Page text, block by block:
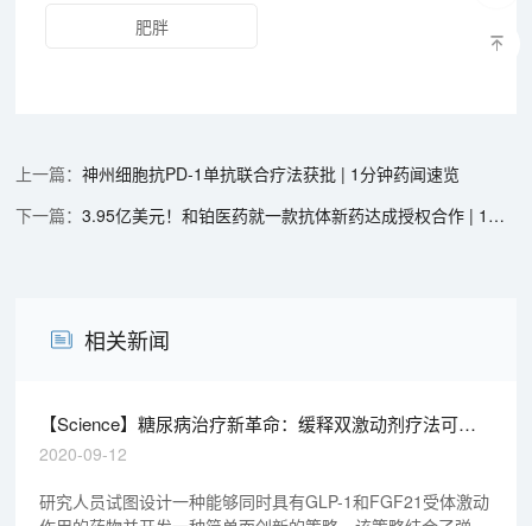
肥胖
神州细胞抗PD-1单抗联合疗法获批 | 1分钟药闻速览
3.95亿美元！和铂医药就一款抗体新药达成授权合作 | 1分钟药闻速览
相关新闻
【Science】糖尿病治疗新革命：缓释双激动剂疗法可治
疗高血糖和肥胖症
2020-09-12
研究人员试图设计一种能够同时具有GLP-1和FGF21受体激动